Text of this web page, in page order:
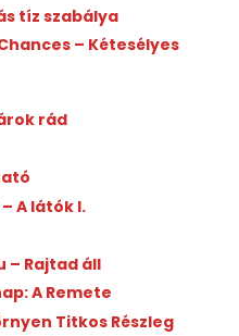
tíz szabálya
– Kétesélyes
rád
A látók I.
– Rajtad áll
A Remete
Titkos Részleg